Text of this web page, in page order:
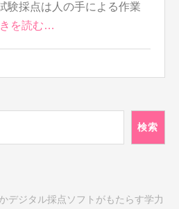
験採点は人の手による作業
を読む…
検索
デジタル採点ソフトがもたらす学力